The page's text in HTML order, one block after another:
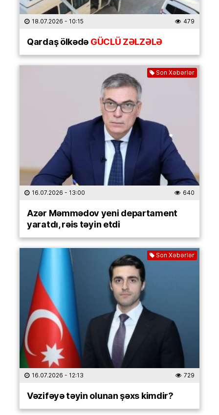
18.07.2026 - 10:15 479
Qardaş ölkədəGÜCLÜ ZƏLZƏLƏ
Son Xəbərlər
16.07.2026 - 13:00 640
Azər Məmmədov yeni departament
yaratdı, rəis təyin etdi
Son Xəbərlər
16.07.2026 - 12:13 729
Vəzifəyə təyin olunan şəxs kimdir?